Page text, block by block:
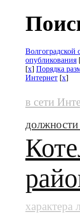
Волгоградской
опубликования
[x] Порядка
Интернет [x]
в сети
характера